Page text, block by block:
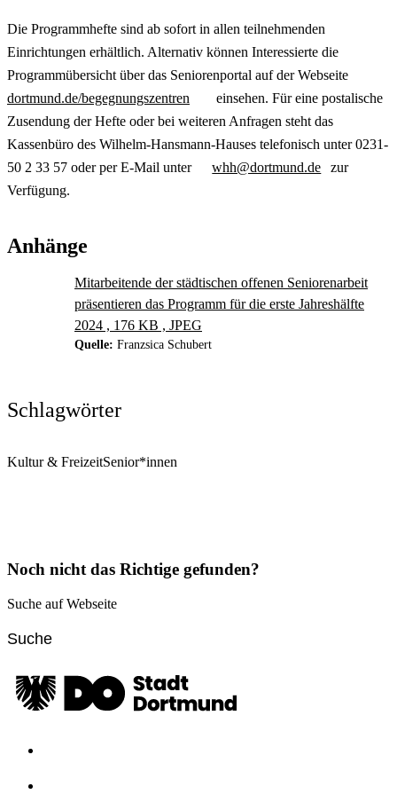
Die Programmhefte sind ab sofort in allen teilnehmenden
Einrichtungen erhältlich. Alternativ können Interessierte die
Programmübersicht über das Seniorenportal auf der Webseite
dortmund.de/begegnungszentren
einsehen. Für eine postalische
Zusendung der Hefte oder bei weiteren Anfragen steht das
Kassenbüro des Wilhelm-Hansmann-Hauses telefonisch unter 0231-
50 2 33 57 oder per E-Mail unter
whh@dortmund.de
zur
Verfügung.
Anhänge
Mitarbeitende der städtischen offenen Seniorenarbeit
präsentieren das Programm für die erste Jahreshälfte
2024 , 176 KB , JPEG
Quelle: Franzsica Schubert
Schlagwörter
Kultur & FreizeitSenior*innen
Noch nicht das Richtige gefunden?
Suche auf Webseite